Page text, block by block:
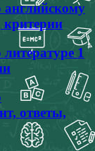
критерии
1
ответы,